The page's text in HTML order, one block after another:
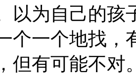
以为自己的孩
个一个地找，
但有可能不对